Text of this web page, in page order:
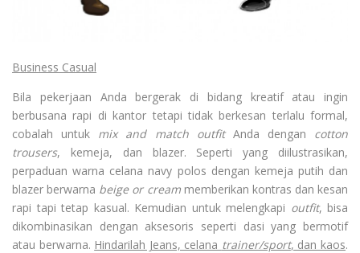
Business Casual
Bila pekerjaan Anda bergerak di bidang kreatif atau ingin
berbusana rapi di kantor tetapi tidak berkesan terlalu formal,
cobalah untuk mix and match outfitAnda dengan cotton
trousers, kemeja, dan blazer. Seperti yang diilustrasikan,
perpaduan warna celana navy polos dengan kemeja putih dan
blazer berwarna beige or creammemberikan kontras dan kesan
rapi tapi tetap kasual. Kemudian untuk melengkapi outfit, bisa
dikombinasikan dengan aksesoris seperti dasi yang bermotif
atau berwarna. Hindarilah Jeans, celana trainer/sport, dan kaos.